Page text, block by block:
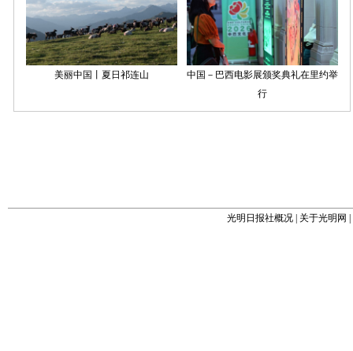
光明日报社概况 关于光明网